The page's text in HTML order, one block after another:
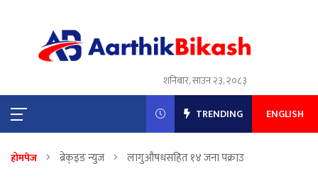
शनिबार, साउन २३, २०८३
TRENDING ENGLISH
होमपेज ब्रेक्इङ न्युज लागुऔषधसहित १४ जना पक्राउ